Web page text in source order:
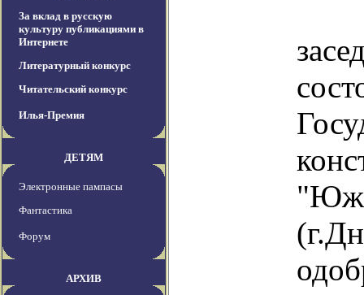
За вклад в русскую
культуру публикациями в
Интернете
Литературный конкурс
Читательский конкурс
Илья-Премия
ДЕТЯМ
Электронные пампасы
Фантастика
Форум
АРХИВ